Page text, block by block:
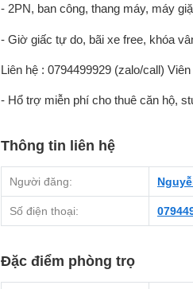
- 2PN, ban công, thang máy, máy
- Giờ giấc tự do, bãi xe free, khóa
Liên hệ : 0794499929 (zalo/call)
- Hổ trợ miễn phí cho thuê căn hộ,
Thông tin liên hệ
Người đăng:
Số điện thoại:
Đặc điểm phòng trọ